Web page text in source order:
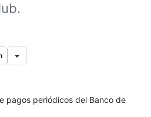
pagos periódicos del Banco de